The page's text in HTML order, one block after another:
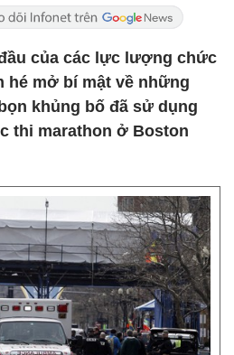
của các lực lượng chức
hé mở bí mật về những
khủng bố đã sử dụng
thi marathon ở Boston